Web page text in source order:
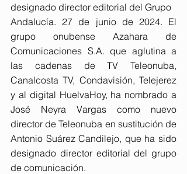
designado director editorial del Grupo
Andalucía. 27 de junio de 2024. El
grupo onubense Azahara de
Comunicaciones S.A. que aglutina a
las cadenas de TV Teleonuba,
Canalcosta TV, Condavisión, Telejerez
y al digital HuelvaHoy, ha nombrado a
José Neyra Vargas como nuevo
director de Teleonuba en sustitución de
Antonio Suárez Candilejo, que ha sido
designado director editorial del grupo
de comunicación.